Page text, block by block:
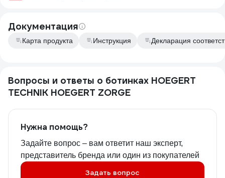
Документация
Карта продукта Инструкция Декларация
Вопросы и ответы о ботинках HOEGERT
TECHNIK HOEGERT ZORGE
Нужна помощь?
Задайте вопрос – вам ответит наш эксперт,
представитель бренда или один из покупателей
Задать вопрос